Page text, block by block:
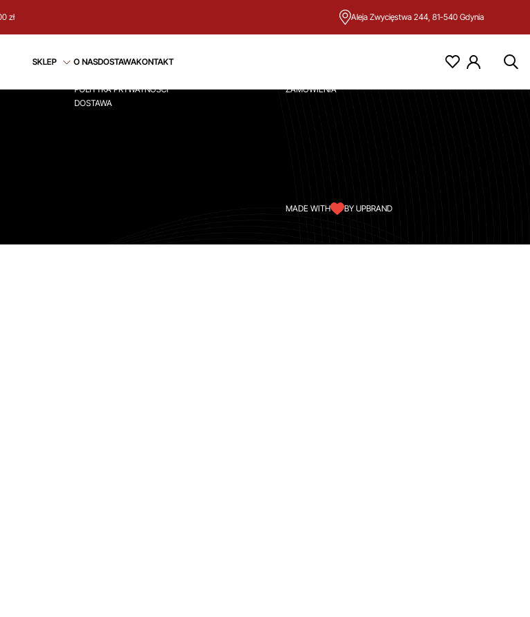
zł Aleja Zwycięstwa 244, 81-540 Gdynia
SKLEP O NASDOSTAWAKONTAKT
REGULAMIN
POLITYKA PRYWATNOŚCI
DOSTAWA
ZAMÓWIENIA
MADE WITH BY UPBRAND